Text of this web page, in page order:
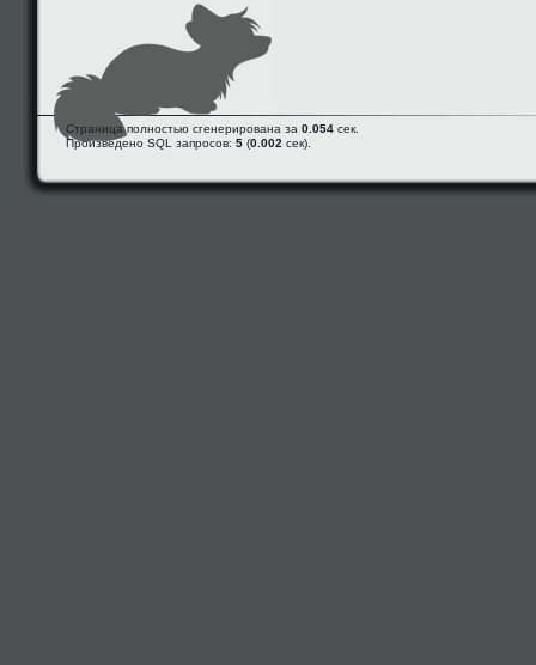
Страница полностью сгенерирована за 0.054 сек.
Произведено SQL запросов: 5 (0.002 сек).